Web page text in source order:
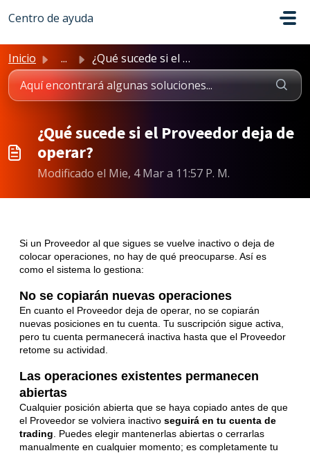
Centro de ayuda
Inicio ... ¿Qué sucede si el Proveedor deja de operar?
¿Qué sucede si el Proveedor deja de
operar?
Modificado el Mie, 4 Mar a 11:57 P. M.
Si un Proveedor al que sigues se vuelve inactivo o deja de
colocar operaciones, no hay de qué preocuparse. Así es
como el sistema lo gestiona:
No se copiarán nuevas operaciones
En cuanto el Proveedor deja de operar, no se copiarán
nuevas posiciones en tu cuenta. Tu suscripción sigue activa,
pero tu cuenta permanecerá inactiva hasta que el Proveedor
retome su actividad.
Las operaciones existentes permanecen
abiertas
Cualquier posición abierta que se haya copiado antes de que
el Proveedor se volviera inactivo seguirá en tu cuenta de
trading . Puedes elegir mantenerlas abiertas o cerrarlas
manualmente en cualquier momento; es completamente tu